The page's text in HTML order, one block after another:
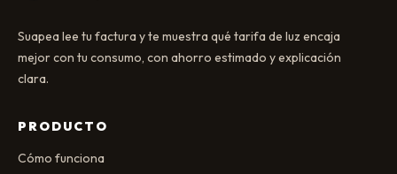
Suapea lee tu factura y te muestra qué tarifa de luz encaja
mejor con tu consumo, con ahorro estimado y explicación
clara.
PRODUCTO
Cómo funciona